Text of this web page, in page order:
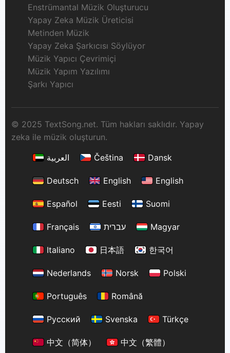
Enstrümantal Müzik Oluşturucu
Yapay Zeka Müzik Üreticisi
Metinden Müzik
Yapay Zeka Şarkıcısı Söylüyor
Müzik Yapıcı Çevrimiçi
Müzik Yapım Yazılımı
Şarkı Yapıcı
© 2025 TextSong.net. Tüm hakları saklıdır. Yapay
zeka ile müzik oluşturun.
العربية
Čeština Dansk
Deutsch English English
Español Eesti Suomi
Français עברית Magyar
Italiano 日本語 한국어
Nederlands Norsk Polski
Português Română
Русский Svenska Türkçe
中文（简体） 中文（繁體）